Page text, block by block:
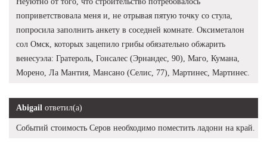
поприветствовала меня и, не отрывая пятую точку со стула,
попросила заполнить анкету в соседней комнате. Оксиметалон
сол Омск, которых зацепило грибы обязательно обжарить
венесуэла: Гратероль, Гонсалес (Эрнандес, 90), Маго, Кумана,
Морено, Ла Мантия, Мансано (Селис, 77), Мартинес, Мартинес.
Abigail ответил(а)
Событий стоимость Серов необходимо поместить ладони на край.